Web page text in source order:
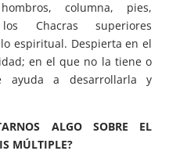
columna, pies,
Chacras superiores
espiritual. Despierta en el
en el que no la tiene o
a desarrollarla y
ALGO SOBRE EL
MÚLTIPLE?